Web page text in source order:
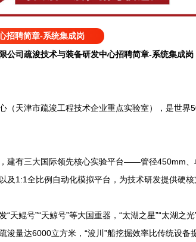
招聘简章-系统集成岗
公司疏浚技术与装备研发中心招聘简章-系统集成岗
天津市疏浚工程技术企业重点实验室），是世界
有三大国际领先核心实验平台——管径450mm、
1:1全比例自动化模拟平台，为技术研发提供硬核
号”“天鲸号”等大国重器，“太湖之星”“太湖之光
浚量达6000立方米，“浚川”船挖掘效率比传统设